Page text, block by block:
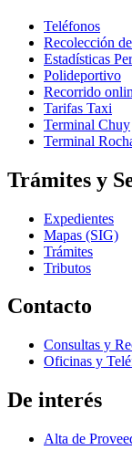
Teléfonos
Recolección
Estadísticas
Polideportivo
Recorrido
Tarifas Taxi
Terminal Chuy
Terminal
Trámites y
Expedientes
Mapas (SIG)
Trámites
Tributos
Contacto
Consultas y
Oficinas y
De interés
Alta de